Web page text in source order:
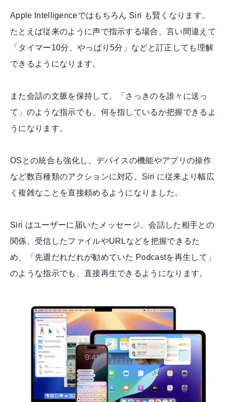
Apple Intelligenceではもちろん Siri も賢くなります。
たとえば従来のように声で指示する場合、言い間違えて
「タイマー10分、やっぱり5分」などと訂正しても理解
できるようになります。
また会話の文脈を保持して、「さっきのを誰々に送っ
て」のような指示でも、何を指しているか把握できるよ
うになります。
OSとの統合も強化し、デバイスの機能やアプリの操作
など数百種類のアクションに対応。Siri に従来より幅広
く複雑なことを直接頼めるようになりました。
Siri はユーザーに届いたメッセージ、会話した相手との
関係、受信したファイルやURLなどを把握できるた
め、「先週だれだれが勧めていた Podcastを再生して」
のような指示でも、直接再生できるようになります。